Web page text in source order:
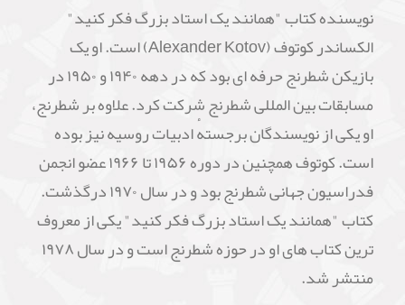
نویسنده کتاب "همانند یک استاد بزرگ فکر کنید"
الکساندر کوتوف (Alexander Kotov) است. او یک
بازیکن شطرنج حرفه ای بود که در دهه ۱۹۴۰ و ۱۹۵۰ در
مسابقات بین المللی شطرنج شرکت کرد. علاوه بر شطرنج،
او یکی از نویسندگان برجستهٔ ادبیات روسیه نیز بوده
است. کوتوف همچنین در دوره ۱۹۵۶ تا ۱۹۶۶ عضو انجمن
فدراسیون جهانی شطرنج بود و در سال ۱۹۷۰ درگذشت.
کتاب "همانند یک استاد بزرگ فکر کنید" یکی از معروف
ترین کتاب های او در حوزه شطرنج است و در سال ۱۹۷۸
منتشر شد.